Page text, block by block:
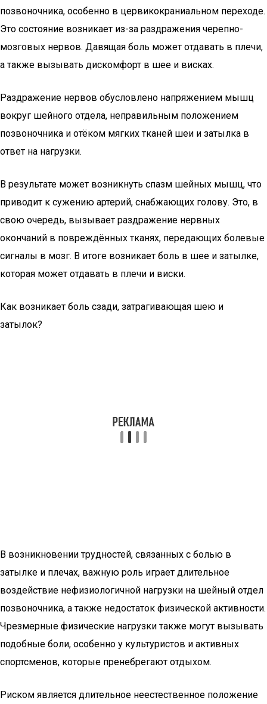
позвоночника, особенно в цервикокраниальном переходе.
Это состояние возникает из-за раздражения черепно-
мозговых нервов. Давящая боль может отдавать в плечи,
а также вызывать дискомфорт в шее и висках.
Раздражение нервов обусловлено напряжением мышц
вокруг шейного отдела, неправильным положением
позвоночника и отёком мягких тканей шеи и затылка в
ответ на нагрузки.
В результате может возникнуть спазм шейных мышц, что
приводит к сужению артерий, снабжающих голову. Это, в
свою очередь, вызывает раздражение нервных
окончаний в повреждённых тканях, передающих болевые
сигналы в мозг. В итоге возникает боль в шее и затылке,
которая может отдавать в плечи и виски.
Как возникает боль сзади, затрагивающая шею и
затылок?
В возникновении трудностей, связанных с болью в
затылке и плечах, важную роль играет длительное
воздействие нефизиологичной нагрузки на шейный отдел
позвоночника, а также недостаток физической активности.
Чрезмерные физические нагрузки также могут вызывать
подобные боли, особенно у культуристов и активных
спортсменов, которые пренебрегают отдыхом.
Риском является длительное неестественное положение